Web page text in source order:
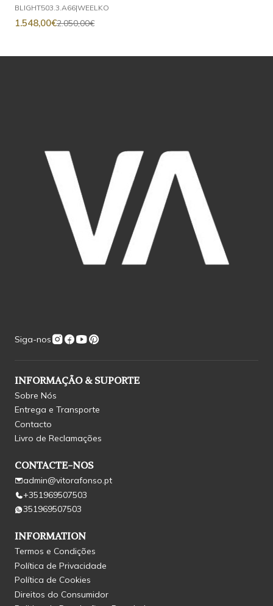
BLIGHT503.3.A66|WEELKO
1.548,00€2.050,00€
Siga-nos
INFORMAÇÃO & SUPORTE
Sobre Nós
Entrega e Transporte
Contacto
Livro de Reclamações
CONTACTE-NOS
admin@vitorafonso.pt
+351969507503
351969507503
INFORMATION
Termos e Condições
Política de Privacidade
Política de Cookies
Direitos do Consumidor